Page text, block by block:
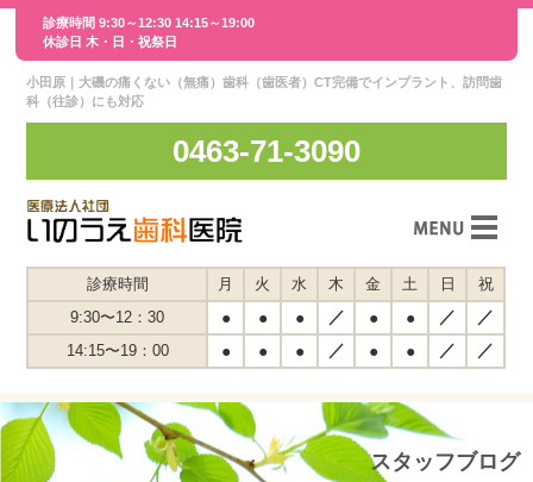
診療時間 9:30～12:30 14:15～19:00
休診日 木・日・祝祭日
小田原｜大磯の痛くない（無痛）歯科（歯医者）CT完備でインプラント、訪問歯
科（往診）にも対応
0463-71-3090
スタッフ紹介
医院紹介
交通案内
スタッフインタビュー
診療案内
診療時間 月 火 水 木 金 土 日
祝
9:30〜12：30
● ● ● ／ ● ● ／ ／
14:15〜19：00 ● ● ● ／ ● ● ／ ／
スタッフブログ